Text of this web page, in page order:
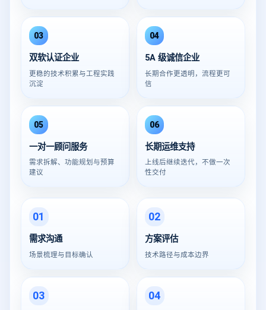
03
双软认证企业
更稳的技术积累与工程实践
沉淀
04
5A 级诚信企业
长期合作更透明，流程更可
信
05
一对一顾问服务
需求拆解、功能规划与预算
建议
06
长期运维支持
上线后继续迭代，不做一次
性交付
01
需求沟通
场景梳理与目标确认
02
方案评估
技术路径与成本边界
03 04